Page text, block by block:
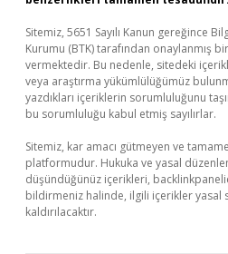
Sitemiz, 5651 Sayılı Kanun gereğince
Kurumu (BTK) tarafından onaylanmış
vermektedir. Bu nedenle, sitedeki
veya araştırma yükümlülüğümüz
yazdıkları içeriklerin sorumluluğunu
bu sorumluluğu kabul etmiş sayılırlar.
Sitemiz, kar amacı gütmeyen ve
platformudur. Hukuka ve yasal
düşündüğünüz içerikleri,
bildirmeniz halinde, ilgili içerikler yasal
kaldırılacaktır.